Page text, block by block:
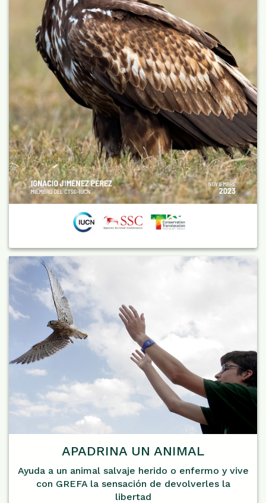
APADRINA UN ANIMAL
Ayuda a un animal salvaje herido o enfermo y vive
con GREFA la sensación de devolverles la
libertad